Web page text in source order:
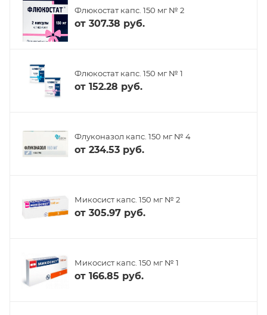
Флюкостат капс. 150 мг № 2
от 307.38 руб.
Флюкостат капс. 150 мг № 1
от 152.28 руб.
Флуконазол капс. 150 мг № 4
от 234.53 руб.
Микосист капс. 150 мг № 2
от 305.97 руб.
Микосист капс. 150 мг № 1
от 166.85 руб.